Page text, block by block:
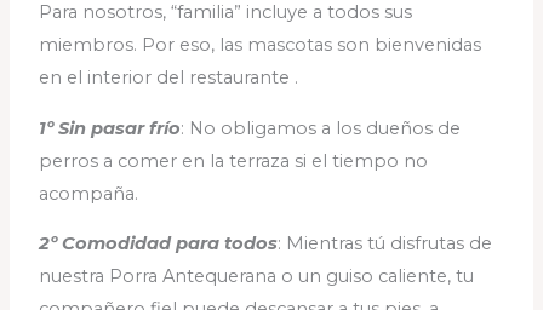
Para nosotros, “familia” incluye a todos sus
miembros. Por eso, las mascotas son bienvenidas
en el interior del restaurante .
1º Sin pasar frío: No obligamos a los dueños de
perros a comer en la terraza si el tiempo no
acompaña.
2º Comodidad para todos: Mientras tú disfrutas de
nuestra Porra Antequerana o un guiso caliente, tu